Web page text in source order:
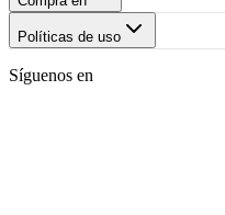
Políticas de uso
Síguenos en